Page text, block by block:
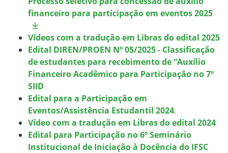
financeiro para participação em eventos 2025
Vídeos com a tradução em Libras do edital 2025
Edital DIREN/PROEN Nº 05/2025 - Classificação
de estudantes para recebimento de “Auxílio
Financeiro Acadêmico para Participação no 7º
SIID
Edital para a Participação em
Eventos/Assistência Estudantil 2024.
Vídeo com a tradução em Libras do edital 2024
Edital para Participação no 6º Seminário
Institucional de Iniciação à Docência do IFSC